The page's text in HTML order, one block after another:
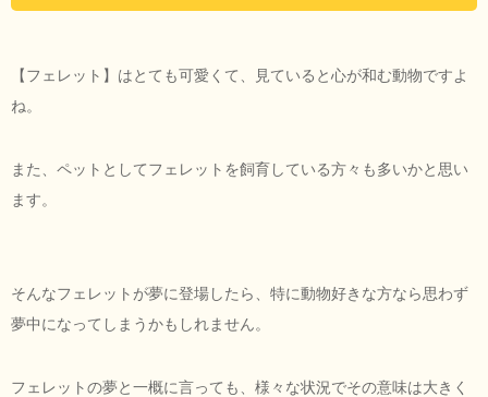
【フェレット】はとても可愛くて、見ていると心が和む動物ですよ
ね。
また、ペットとしてフェレットを飼育している方々も多いかと思い
ます。
そんなフェレットが夢に登場したら、特に動物好きな方なら思わず
夢中になってしまうかもしれません。
フェレットの夢と一概に言っても、様々な状況でその意味は大きく